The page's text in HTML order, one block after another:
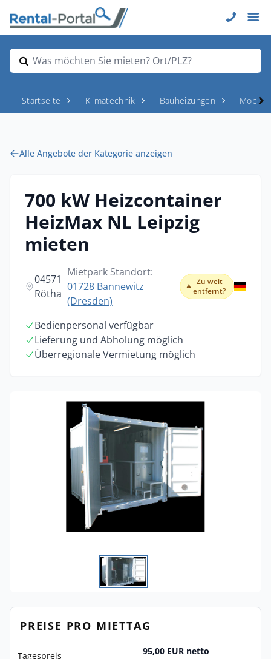
Was möchten Sie mieten? Ort/PLZ?
Startseite Klimatechnik Bauheizungen Mobile
Alle Angebote der Kategorie anzeigen
700 kW Heizcontainer
HeizMax NL Leipzig
mieten
04571
Rötha
Mietpark Standort:
01728 Bannewitz
(Dresden)
Zu weit
entfernt?
Bedienpersonal verfügbar
Lieferung und Abholung möglich
Überregionale Vermietung möglich
PREISE PRO MIETTAG
Tagespreis 95,00 EUR netto